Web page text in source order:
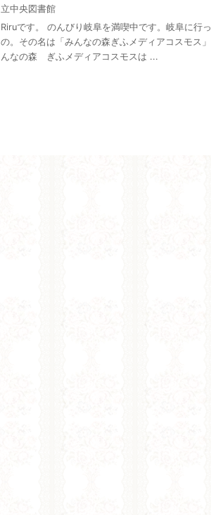
立中央図書館
Riruです。 のんびり岐阜を満喫中です。岐阜に行
の。その名は「みんなの森ぎふメディアコスモス
んなの森 ぎふメディアコスモスは ...